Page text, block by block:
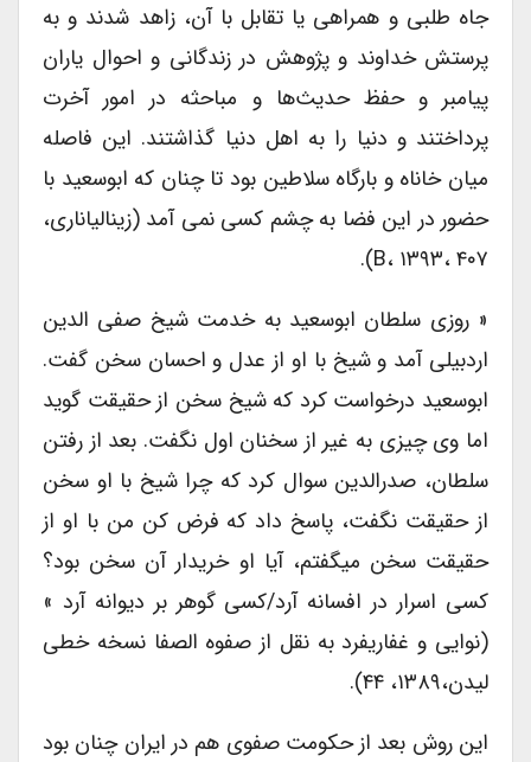
جاه طلبی و همراهی یا تقابل با آن، زاهد شدند و به
پرستش خداوند و پژوهش در زندگانی و احوال یاران
پیامبر و حفظ حدیث‌ها و مباحثه در امور آخرت
پرداختند و دنیا را به اهل دنیا گذاشتند. این فاصله
میان خاناه و بارگاه سلاطین بود تا چنان که ابوسعید با
حضور در این فضا به چشم کسی نمی آمد (زینالی­اناری،
B، ۱۳۹۳، ۴۰۷).
« روزی سلطان ابوسعید به خدمت شیخ صفی الدین
اردبیلی آمد و شیخ با او از عدل و احسان سخن گفت.
ابوسعید درخواست کرد که شیخ سخن از حقیقت گوید
اما وی چیزی به غیر از سخنان اول نگفت. بعد از رفتن
سلطان، صدرالدین سوال کرد که چرا شیخ با او سخن
از حقیقت نگفت، پاسخ داد که فرض کن من با او از
حقیقت سخن میگفتم، آیا او خریدار آن سخن بود؟
کسی اسرار در افسانه آرد/کسی گوهر بر دیوانه آرد »
(نوایی و غفاریفرد به نقل از صفوه الصفا نسخه خطی
لیدن،۱۳۸۹، ۴۴).
این روش بعد از حکومت صفوی هم در ایران چنان بود